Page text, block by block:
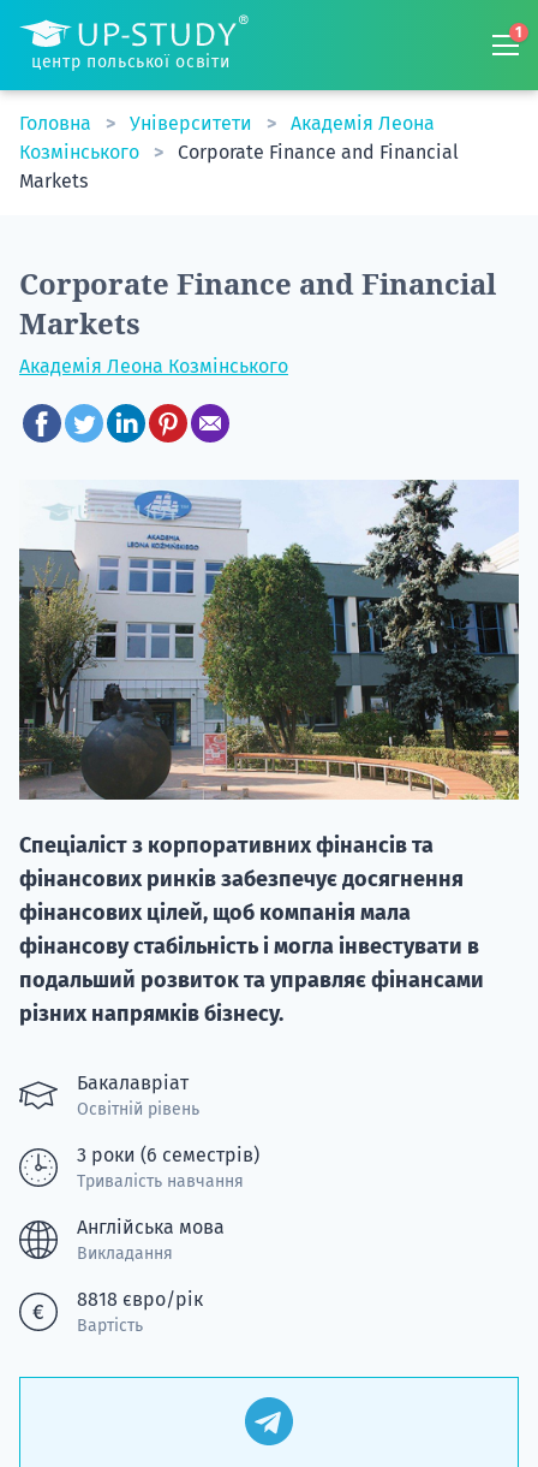
центр польської освіти
1
Головна Університети
Академія Леона
Козмінського
Corporate Finance and Financial
Markets
Corporate Finance and Financial
Markets
Академія Леона Козмінського
Спеціаліст з корпоративних фінансів та
фінансових ринків забезпечує досягнення
фінансових цілей, щоб компанія мала
фінансову стабільність і могла інвестувати в
подальший розвиток та управляє фінансами
різних напрямків бізнесу.
Бакалавріат
Освітній рівень
3 роки (6 семестрів)
Тривалість навчання
Англійська мова
Викладання
8818 євро/рік
Вартість
20.09
"Навчання
вступ на